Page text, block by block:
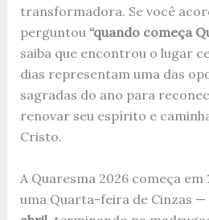
transformadora. Se você
perguntou “quando começa
saiba que encontrou o lugar
dias representam uma das
sagradas do ano para
renovar seu espírito e
Cristo.
A Quaresma 2026 começa em
uma Quarta-feira de Cinzas —